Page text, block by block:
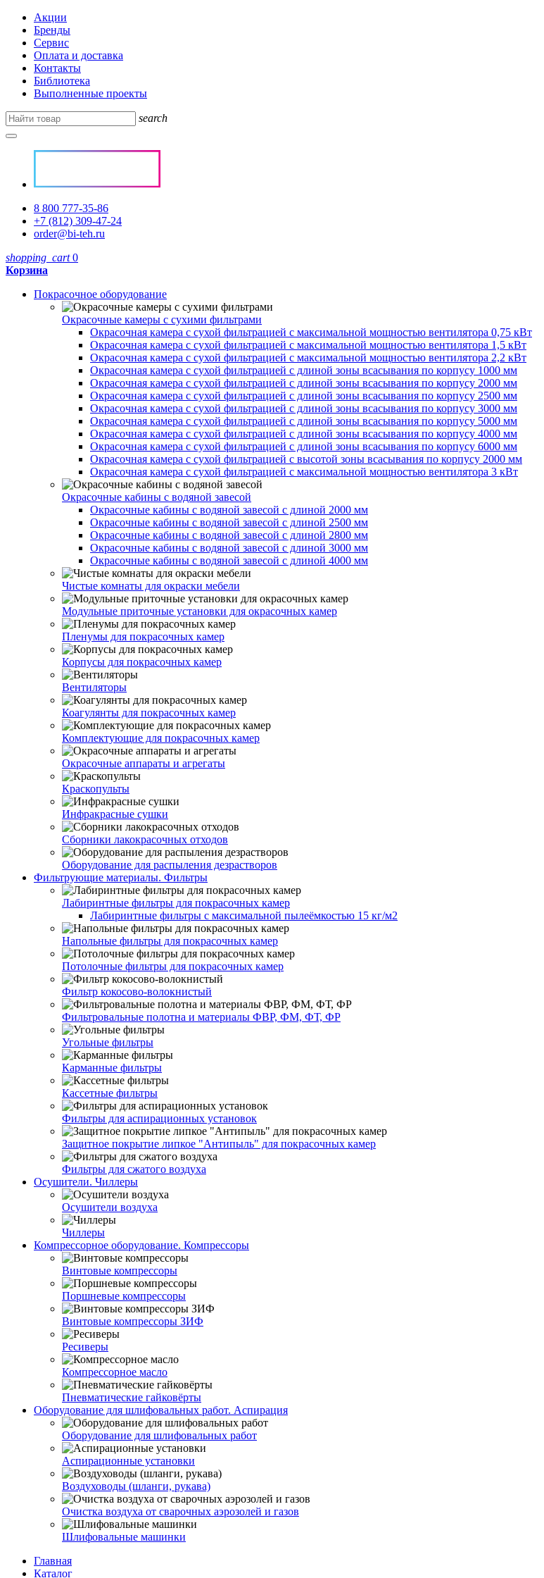
Акции
Бренды
Сервис
Оплата и доставка
Контакты
Библиотека
Выполненные проекты
search
8 800 777-35-86
+7 (812) 309-47-24
order@bi-teh.ru
shopping_cart 0
Корзина
Покрасочное оборудование
Окрасочные камеры с сухими фильтрами
Окрасочная камера с сухой фильтрацией с максимальной мощностью вентилятора 0,75 кВт
Окрасочная камера с сухой фильтрацией с максимальной мощностью вентилятора 1,5 кВт
Окрасочная камера с сухой фильтрацией с максимальной мощностью вентилятора 2,2 кВт
Окрасочная камера с сухой фильтрацией с длиной зоны всасывания по корпусу 1000 мм
Окрасочная камера с сухой фильтрацией с длиной зоны всасывания по корпусу 2000 мм
Окрасочная камера с сухой фильтрацией с длиной зоны всасывания по корпусу 2500 мм
Окрасочная камера с сухой фильтрацией с длиной зоны всасывания по корпусу 3000 мм
Окрасочная камера с сухой фильтрацией с длиной зоны всасывания по корпусу 5000 мм
Окрасочная камера с сухой фильтрацией с длиной зоны всасывания по корпусу 4000 мм
Окрасочная камера с сухой фильтрацией с длиной зоны всасывания по корпусу 6000 мм
Окрасочная камера с сухой фильтрацией с высотой зоны всасывания по корпусу 2000 мм
Окрасочная камера с сухой фильтрацией с максимальной мощностью вентилятора 3 кВт
Окрасочные кабины с водяной завесой
Окрасочные кабины с водяной завесой с длиной 2000 мм
Окрасочные кабины с водяной завесой с длиной 2500 мм
Окрасочные кабины с водяной завесой с длиной 2800 мм
Окрасочные кабины с водяной завесой с длиной 3000 мм
Окрасочные кабины с водяной завесой с длиной 4000 мм
Чистые комнаты для окраски мебели
Модульные приточные установки для окрасочных камер
Пленумы для покрасочных камер
Корпусы для покрасочных камер
Вентиляторы
Коагулянты для покрасочных камер
Комплектующие для покрасочных камер
Окрасочные аппараты и агрегаты
Краскопульты
Инфракрасные сушки
Сборники лакокрасочных отходов
Оборудование для распыления дезрастворов
Фильтрующие материалы. Фильтры
Лабиринтные фильтры для покрасочных камер
Лабиринтные фильтры с максимальной пылеёмкостью 15 кг/м2
Напольные фильтры для покрасочных камер
Потолочные фильтры для покрасочных камер
Фильтр кокосово-волокнистый
Фильтровальные полотна и материалы ФВР, ФМ, ФТ, ФР
Угольные фильтры
Карманные фильтры
Кассетные фильтры
Фильтры для аспирационных установок
Защитное покрытие липкое "Антипыль" для покрасочных камер
Фильтры для сжатого воздуха
Осушители. Чиллеры
Осушители воздуха
Чиллеры
Компрессорное оборудование. Компрессоры
Винтовые компрессоры
Поршневые компрессоры
Винтовые компрессоры ЗИФ
Ресиверы
Компрессорное масло
Пневматические гайковёрты
Оборудование для шлифовальных работ. Аспирация
Оборудование для шлифовальных работ
Аспирационные установки
Воздуховоды (шланги, рукава)
Очистка воздуха от сварочных аэрозолей и газов
Шлифовальные машинки
Главная
Каталог